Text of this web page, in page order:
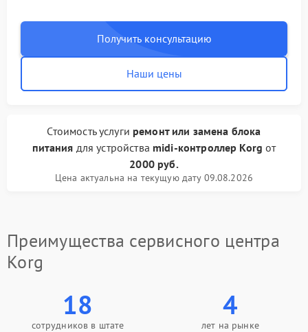
Получить консультацию
Наши цены
Стоимость услуги ремонт или замена блока
питания для устройства midi-контроллер Korg от
2000 руб.
Цена актуальна на текущую дату 09.08.2026
Преимущества сервисного центра
Korg
18
сотрудников в штате
4
лет на рынке